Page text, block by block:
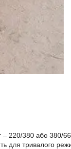
220/380 або 380/
для тривалого